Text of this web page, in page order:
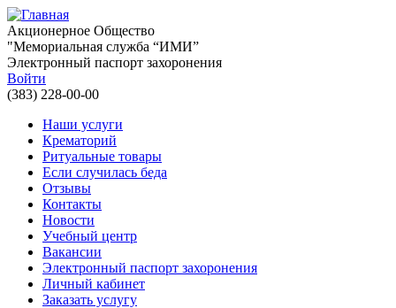
Перейти к основному содержанию
Акционерное Общество
"Мемориальная служба “ИМИ”
Электронный паспорт захоронения
Войти
(383) 228-00-00
Наши услуги
Крематорий
Ритуальные товары
Если случилась беда
Отзывы
Контакты
Новости
Учебный центр
Вакансии
Электронный паспорт захоронения
Личный кабинет
Заказать услугу